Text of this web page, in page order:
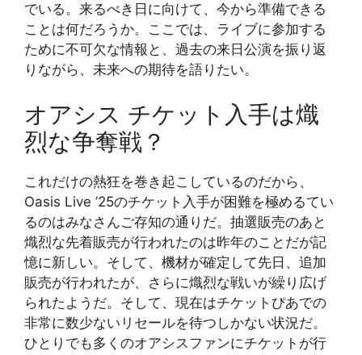
でいる。来るべき日に向けて、今から準備できる
ことは何だろうか。ここでは、ライブに参加する
ために不可欠な情報と、過去の来日公演を振り返
りながら、未来への期待を語りたい。
オアシス チケット入手は熾
烈な争奪戦？
これだけの熱狂を巻き起こしているのだから、
Oasis Live ’25のチケット入手が困難を極めるてい
るのはみなさんご存知の通りだ。抽選販売のあと
熾烈な先着販売が行われたのは昨年のことだが記
憶に新しい。そして、機材が確定して先日、追加
販売が行われたが、さらに熾烈な戦いが繰り広げ
られたようだ。そして、現在はチケットぴあでの
非常に数少ないリセールを待つしかない状況だ。
ひとりでも多くのオアシスファンにチケットが行